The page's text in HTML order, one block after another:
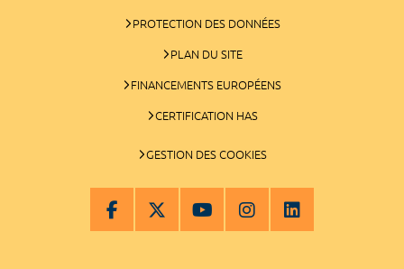
PROTECTION DES DONNÉES
PLAN DU SITE
FINANCEMENTS EUROPÉENS
CERTIFICATION HAS
GESTION DES COOKIES